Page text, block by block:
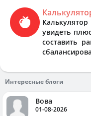
увидеть
составить
Интересные блоги
Вова
01-08-2026